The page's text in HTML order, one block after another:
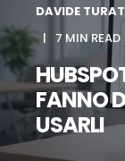
DAVIDE
7 MIN READ
FANNO
USARLI